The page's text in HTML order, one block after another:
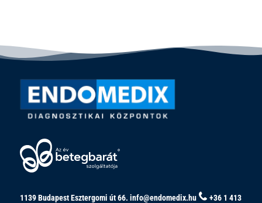
1139 Budapest Esztergomi út 66. info@endomedix.hu
+36 1 413